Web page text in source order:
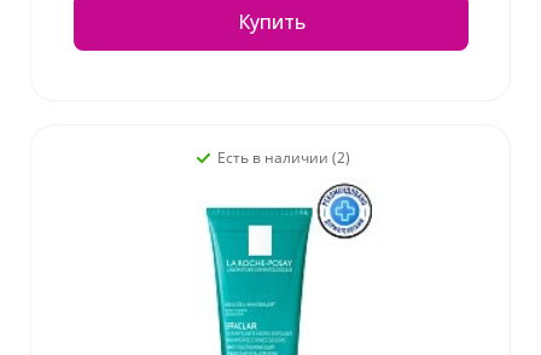
Купить
Есть в наличии (2)